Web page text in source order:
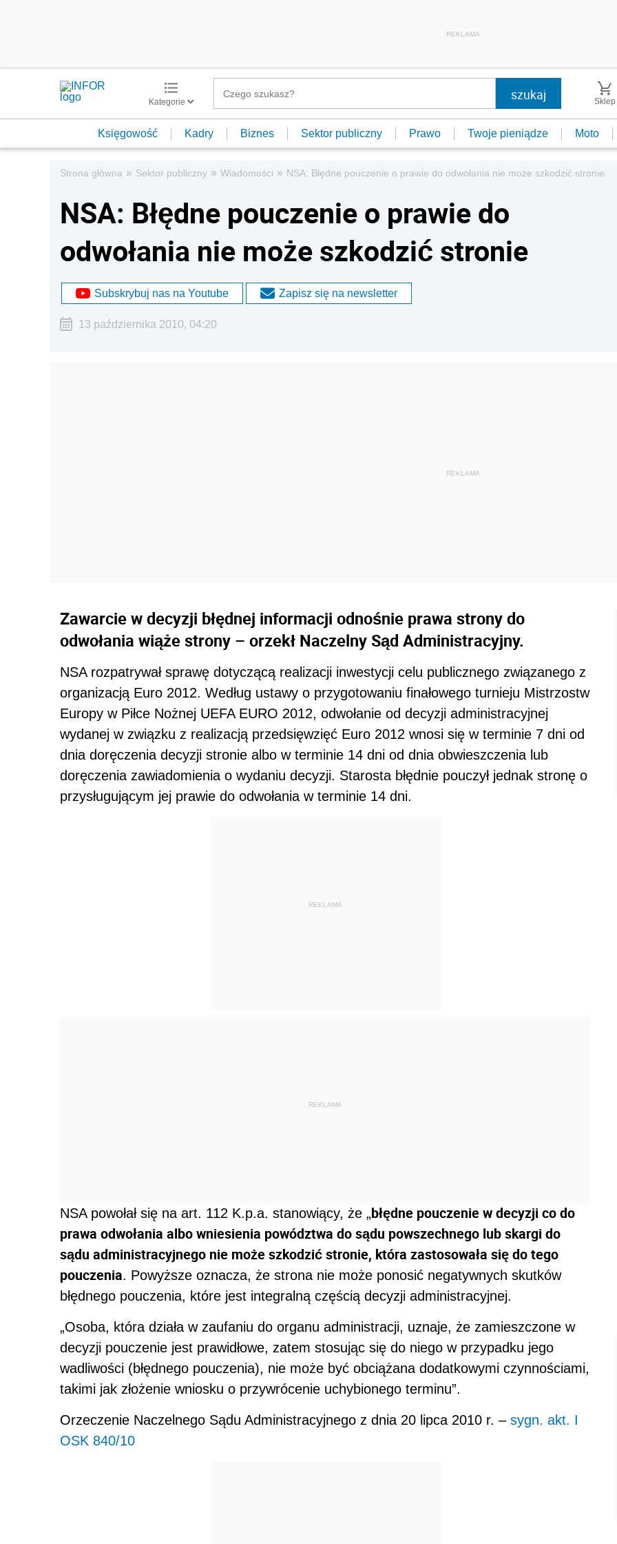
REKLAMA
Kategorie Sklep
Księgowość Kadry Biznes Sektor publiczny Prawo Twoje pieniądze Moto
Strona główna » Sektor publiczny » Wiadomości » NSA: Błędne pouczenie o prawie do odwołania nie może szkodzić stronie
NSA: Błędne pouczenie o prawie do
odwołania nie może szkodzić stronie
Subskrybuj nas na Youtube Zapisz się na newsletter
13 października 2010, 04:20
Zawarcie w decyzji błędnej informacji odnośnie prawa strony do
odwołania wiąże strony – orzekł Naczelny Sąd Administracyjny.
NSA rozpatrywał sprawę dotyczącą realizacji inwestycji celu publicznego związanego z
organizacją Euro 2012. Według ustawy o przygotowaniu finałowego turnieju Mistrzostw
Europy w Piłce Nożnej UEFA EURO 2012, odwołanie od decyzji administracyjnej
wydanej w związku z realizacją przedsięwzięć Euro 2012 wnosi się w terminie 7 dni od
dnia doręczenia decyzji stronie albo w terminie 14 dni od dnia obwieszczenia lub
doręczenia zawiadomienia o wydaniu decyzji. Starosta błędnie pouczył jednak stronę o
przysługującym jej prawie do odwołania w terminie 14 dni.
REKLAMA
REKLAMA
NSA powołał się na art. 112 K.p.a. stanowiący, że „błędne pouczenie w decyzji co do
prawa odwołania albo wniesienia powództwa do sądu powszechnego lub skargi do
sądu administracyjnego nie może szkodzić stronie, która zastosowała się do tego
pouczenia. Powyższe oznacza, że strona nie może ponosić negatywnych skutków
błędnego pouczenia, które jest integralną częścią decyzji administracyjnej.
„Osoba, która działa w zaufaniu do organu administracji, uznaje, że zamieszczone w
decyzji pouczenie jest prawidłowe, zatem stosując się do niego w przypadku jego
wadliwości (błędnego pouczenia), nie może być obciążana dodatkowymi czynnościami,
takimi jak złożenie wniosku o przywrócenie uchybionego terminu”.
Orzeczenie Naczelnego Sądu Administracyjnego z dnia 20 lipca 2010 r. –sygn. akt. I
OSK 840/10